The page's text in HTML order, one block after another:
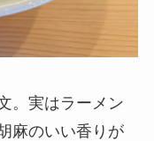
。実はラーメン
麻のいい香りが